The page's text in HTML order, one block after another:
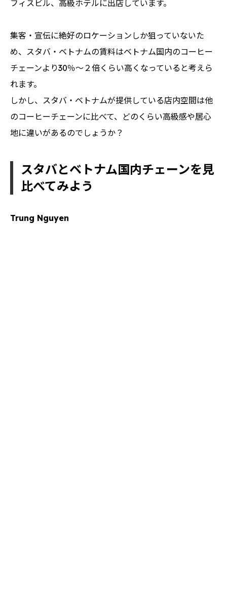
フィスビル、高級ホテルに出店しています。
集客・宣伝に絶好のロケーションしか狙っていないた
め、スタバ・ベトナムの賃料はベトナム国内のコーヒー
チェーンより30％〜２倍くらい高くなっていると考えら
れます。
しかし、スタバ・ベトナムが提供している店内空間は他
のコーヒーチェーンに比べて、どのくらい高級感や居心
地に違いがあるのでしょうか？
スタバとベトナム国内チェーンを見
比べてみよう
Trung Nguyen